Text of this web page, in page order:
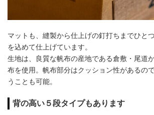
マットも、縫製から仕上げの釘打ちまでひと
を込めて仕上げています。
生地は、良質な帆布の産地である倉敷・尾道
布を使用。帆布部分はクッション性があるの
うことも可能。
背の高い５段タイプもあります